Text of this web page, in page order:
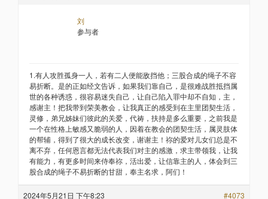
刘
参与者
1.有人攻胜孤身一人，若有二人便能敌挡他；三股合成的绳子不容
易折断。是的正如经文告诉，如果我们靠自己，是很难战胜抵挡属
世的各种诱惑，很容易迷失自己，让自己陷入罪中却不自知，主，
感谢主！把我带到荣美教会，让我真正的感受到在主里团契生活，
灵修，弟兄姊妹们彼此的关爱，代祷，扶持是多么重要，之前我是
一个在性格上敏感又脆弱的人，因着在教会的团契生活，属灵肢体
的帮辅，得到了很大的成长改变，谢谢主！祢的爱对儿女们总是不
离不弃，任何恩言都无法代表我们对主的感激，求主带领我，让我
有能力，有更多时间来侍奉祢，活出爱，让信靠主的人，体会到三
股合成的绳子不易折断的甘甜，奉主名求，阿们！
2024年5月21日 下午8:23 #4073